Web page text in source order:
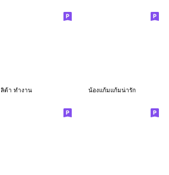
ลิต้า ทำงาน น้องแก้มแก้มน่ารัก